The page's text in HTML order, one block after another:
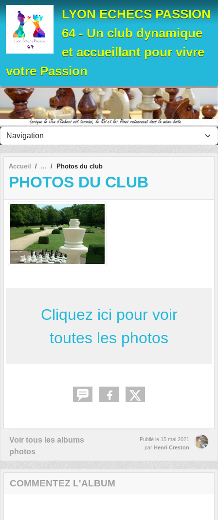
LYON ECHECS PASSION
64 - Un club dynamique
et accueillant pour vivre
votre Passion
Accueil Photos du club
PHOTOS DU CLUB
Cliquez ici pour voir
toutes les photos
Voir tous les albums
photos
Publié le 15 mai 2021
par Henri Creston
COMMENTEZ L'ALBUM
Panneau de gestion des cookies